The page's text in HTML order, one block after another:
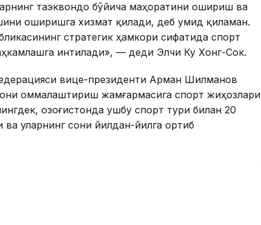
таэквондо бўйича маҳоратини ошириш ва
оширишга хизмат қилади, деб умид қиламан.
стратегик ҳамкори сифатида спорт
интилади», — деди Элчи Ку Хонг-Сок.
вице-президенти Aрман Шилманов
оммалаштириш жамғармасига спорт жиҳозлари
Қозоғистонда ушбу спорт тури билан 20
уларнинг сони йилдан-йилга ортиб